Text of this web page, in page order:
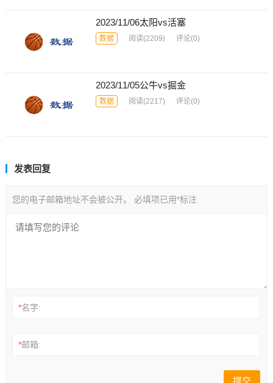
2023/11/06太阳vs活塞
数据 阅读(2209) 评论(0)
2023/11/05公牛vs掘金
数据 阅读(2217) 评论(0)
发表回复
您的电子邮箱地址不会被公开。 必填项已用*标注
*名字:
*邮箱: